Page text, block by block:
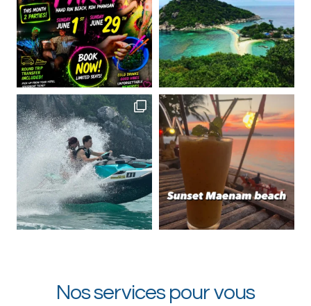
Nos services pour vous